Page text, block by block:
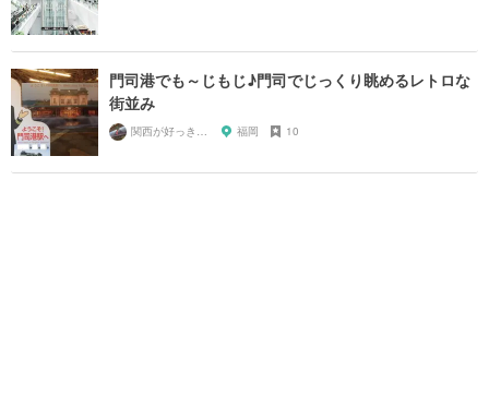
門司港でも～じもじ♪門司でじっくり眺めるレトロな
街並み
関西が好っきゃねん 福岡 10